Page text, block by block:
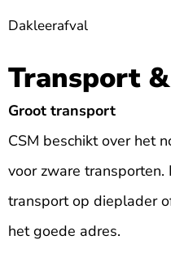
Dakleerafval
Transport
Groot transport
CSM beschikt over het
voor zware transporten.
transport op dieplader
het goede adres.